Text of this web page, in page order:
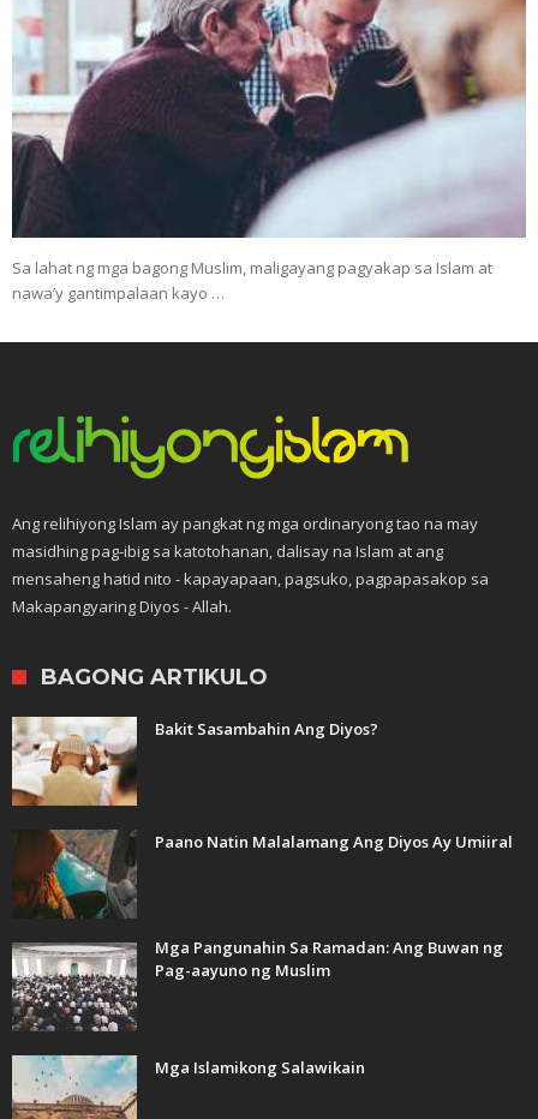
Sa lahat ng mga bagong Muslim, maligayang pagyakap sa Islam at
nawa’y gantimpalaan kayo …
Ang relihiyong Islam ay pangkat ng mga ordinaryong tao na may
masidhing pag-ibig sa katotohanan, dalisay na Islam at ang
mensaheng hatid nito - kapayapaan, pagsuko, pagpapasakop sa
Makapangyaring Diyos - Allah.
BAGONG ARTIKULO
Bakit Sasambahin Ang Diyos?
Paano Natin Malalamang Ang Diyos Ay Umiiral
Mga Pangunahin Sa Ramadan: Ang Buwan ng
Pag-aayuno ng Muslim
Mga Islamikong Salawikain